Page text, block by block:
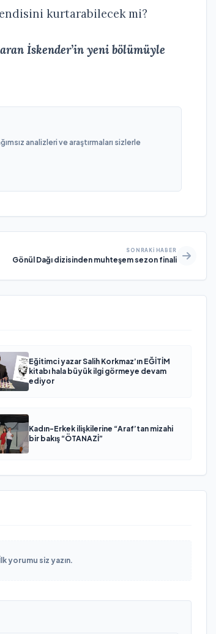
kurtarabilecek mi?
İskender’in yeni bölümüyle
analizleri ve araştırmaları sizlerle
SONRAKI HABER
Gönül Dağı dizisinden muhteşem sezon finali
Eğitimci yazar Salih Korkmaz’ın EĞİTİM
kitabı hala büyük ilgi görmeye devam
ediyor
Kadın-Erkek ilişkilerine “Araf’tan mizahi
bir bakış “ÖTANAZİ”
yorumu siz yazın.